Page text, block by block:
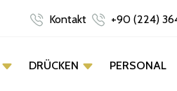
+90 (224)
Kontakt
DRÜCKEN PERSONAL